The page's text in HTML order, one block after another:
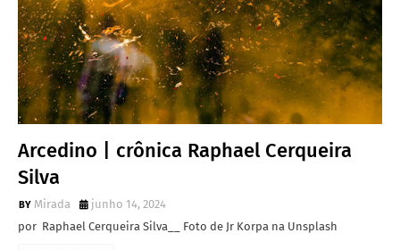
Arcedino | crônica Raphael Cerqueira
Silva
Mirada
junho 14, 2024
por Raphael Cerqueira Silva__ Foto de Jr Korpa na Unsplash